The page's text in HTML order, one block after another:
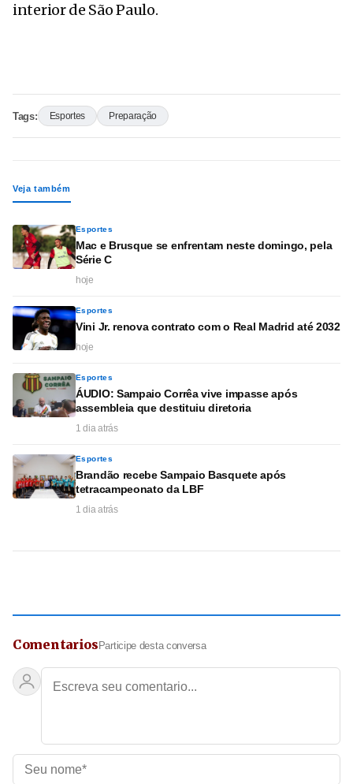
interior de São Paulo.
Tags: Esportes Preparação
Veja também
Esportes
Mac e Brusque se enfrentam neste domingo, pela
Série C
hoje
Esportes
Vini Jr. renova contrato com o Real Madrid até 2032
hoje
Esportes
ÁUDIO: Sampaio Corrêa vive impasse após
assembleia que destituiu diretoria
1 dia atrás
Esportes
Brandão recebe Sampaio Basquete após
tetracampeonato da LBF
1 dia atrás
Comentarios Participe desta conversa